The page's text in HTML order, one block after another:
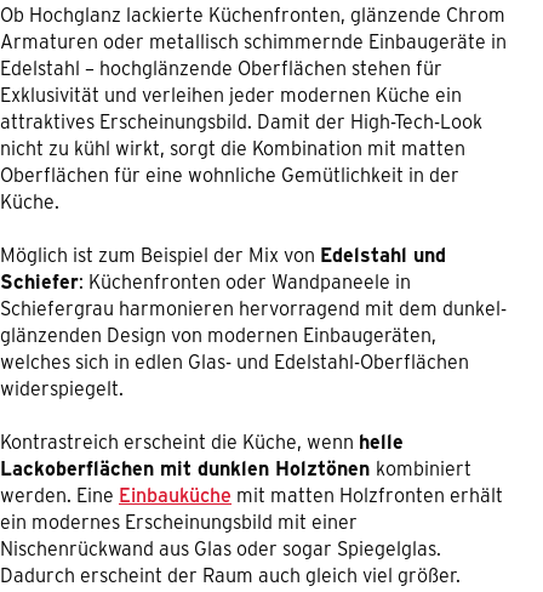
Ob Hochglanz lackierte Küchenfronten, glänzende Chrom
Armaturen oder metallisch schimmernde Einbaugeräte in
Edelstahl – hochglänzende Oberflächen stehen für
Exklusivität und verleihen jeder modernen Küche ein
attraktives Erscheinungsbild. Damit der High-Tech-Look
nicht zu kühl wirkt, sorgt die Kombination mit matten
Oberflächen für eine wohnliche Gemütlichkeit in der
Küche.
Möglich ist zum Beispiel der Mix von Edelstahl und
Schiefer: Küchenfronten oder Wandpaneele in
Schiefergrau harmonieren hervorragend mit dem dunkel-
glänzenden Design von modernen Einbaugeräten,
welches sich in edlen Glas- und Edelstahl-Oberflächen
widerspiegelt.
Kontrastreich erscheint die Küche, wenn helle
Lackoberflächen mit dunklen Holztönen kombiniert
werden. Eine Einbauküche mit matten Holzfronten erhält
ein modernes Erscheinungsbild mit einer
Nischenrückwand aus Glas oder sogar Spiegelglas.
Dadurch erscheint der Raum auch gleich viel größer.